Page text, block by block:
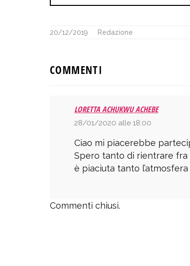
20/12/2019 Redazione
COMMENTI
LORETTA ACHUKWU ACHEBE
28/01/2020 alle 18:00
Ciao mi piacerebbe
Spero tanto di rientrare fra
è piaciuta tanto
Commenti chiusi.